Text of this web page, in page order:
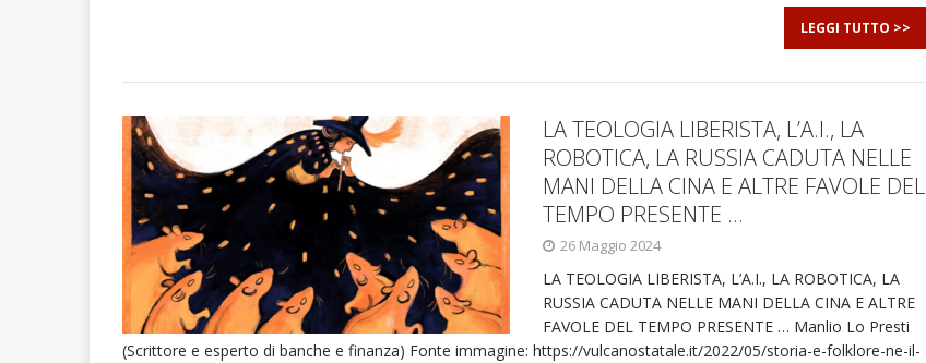
LEGGI TUTTO >>
LA TEOLOGIA LIBERISTA, L’A.I., LA
ROBOTICA, LA RUSSIA CADUTA NELLE
MANI DELLA CINA E ALTRE FAVOLE DEL
TEMPO PRESENTE …
26 Maggio 2024
LA TEOLOGIA LIBERISTA, L’A.I., LA ROBOTICA, LA
RUSSIA CADUTA NELLE MANI DELLA CINA E ALTRE
FAVOLE DEL TEMPO PRESENTE … Manlio Lo Presti
(Scrittore e esperto di banche e finanza) Fonte immagine: https://vulcanostatale.it/2022/05/storia-e-folklore-ne-il-